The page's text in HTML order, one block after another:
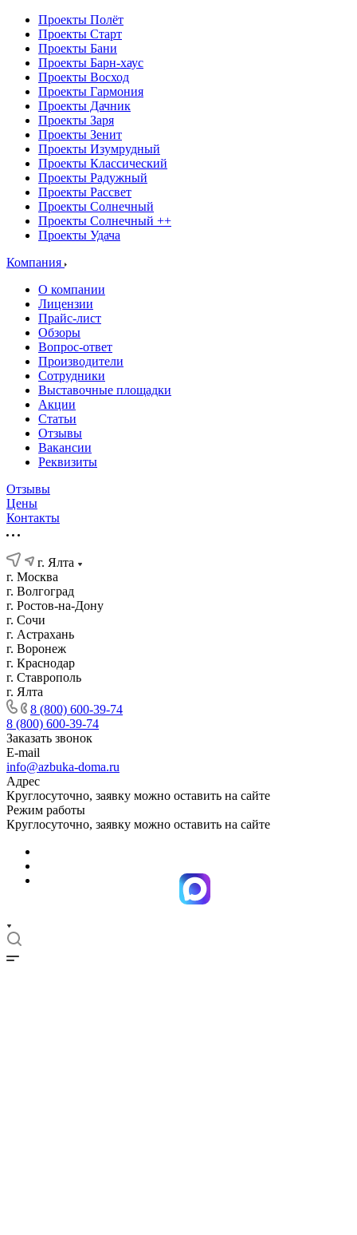
Проекты Полёт
Проекты Старт
Проекты Бани
Проекты Барн-хаус
Проекты Восход
Проекты Гармония
Проекты Дачник
Проекты Заря
Проекты Зенит
Проекты Изумрудный
Проекты Классический
Проекты Радужный
Проекты Рассвет
Проекты Солнечный
Проекты Солнечный ++
Проекты Удача
Компания
О компании
Лицензии
Прайс-лист
Обзоры
Вопрос-ответ
Производители
Сотрудники
Выставочные площадки
Акции
Статьи
Отзывы
Вакансии
Реквизиты
Отзывы
Цены
Контакты
г. Ялта
г. Москва
г. Волгоград
г. Ростов-на-Дону
г. Сочи
г. Астрахань
г. Воронеж
г. Краснодар
г. Ставрополь
г. Ялта
8 (800) 600-39-74
8 (800) 600-39-74
Заказать звонок
E-mail
info@azbuka-doma.ru
Адрес
Круглосуточно, заявку можно оставить на сайте
Режим работы
Круглосуточно, заявку можно оставить на сайте